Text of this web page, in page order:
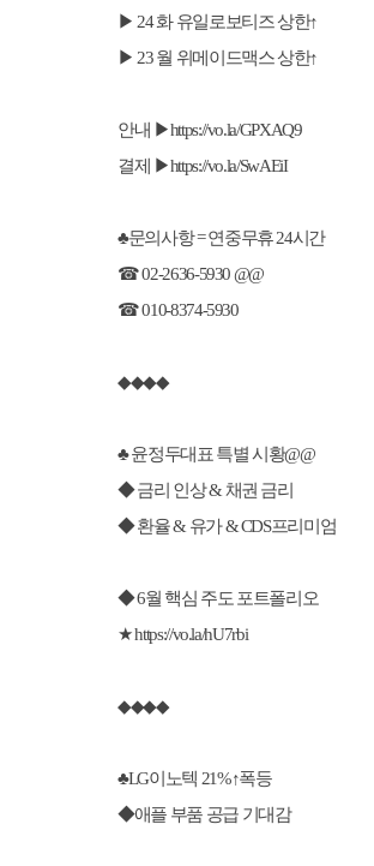
▶ 24 화 유일로보티즈 상한↑
▶ 23 월 위메이드맥스 상한↑
안내 ▶https://vo.la/GPXAQ9
결제 ▶https://vo.la/SwAEiI
♣문의사항 = 연중무휴 24시간
☎ 02-2636-5930 @@
☎ 010-8374-5930
◆◆◆◆
♣ 윤정두대표 특별 시황@@
◆ 금리 인상 & 채권 금리
◆ 환율 & 유가 & CDS프리미엄
◆ 6월 핵심 주도 포트폴리오
★https://vo.la/hU7rbi
◆◆◆◆
♣LG이노텍 21%↑폭등
◆애플 부품 공급 기대감